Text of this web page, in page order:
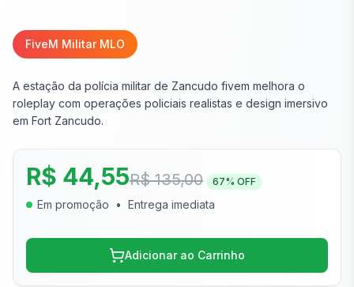
FiveM Militar MLO
A estação da polícia militar de Zancudo fivem melhora o
roleplay com operações policiais realistas e design imersivo
em Fort Zancudo.
R$ 44,55R$ 135,00 67% OFF
Em promoção • Entrega imediata
Adicionar ao Carrinho